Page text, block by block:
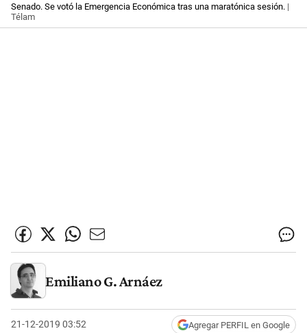
Senado. Se votó la Emergencia Económica tras una maratónica sesión. |
Télam
Emiliano G. Arnáez
21-12-2019 03:52 Agregar PERFIL en Google